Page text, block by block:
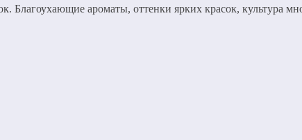
Благоухающие ароматы, оттенки ярких красок, культура